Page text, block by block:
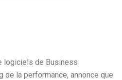
logiciels de Business
la performance, annonce que